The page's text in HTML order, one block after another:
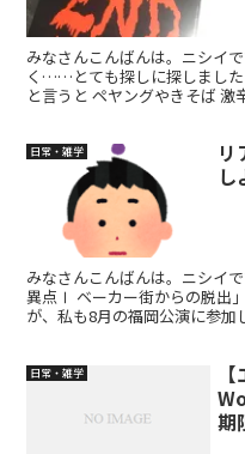
みなさんこんばんは。ニシイ
く……とても探しに探しまし
と言うと ペヤングやきそば 激
日常・雑学
リ
し
みなさんこんばんは。ニシイ
異点Ⅰ ベーカー街からの脱出
が、私も8月の福岡公演に参
日常・雑学
期